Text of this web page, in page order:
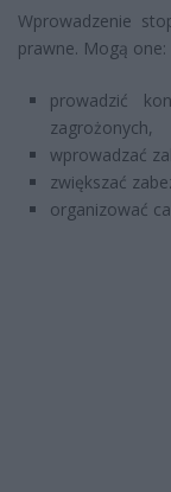
Wprowadzenie
prawne. Mogą one:
prowadzić
zagrożonych,
wprowadzać
zwiększać
organizować